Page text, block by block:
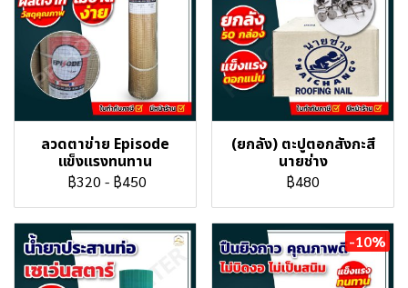
ลวดตาข่าย Episode
เเข็งเเรงทนทาน
฿320 - ฿450
(ยกลัง) ตะปูตอกสังกะสี
นายช่าง
฿480
-10%